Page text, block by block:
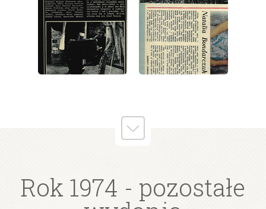
wydanie: 24/1974 wydanie: 24/1974
Rok 1974 - pozostałe